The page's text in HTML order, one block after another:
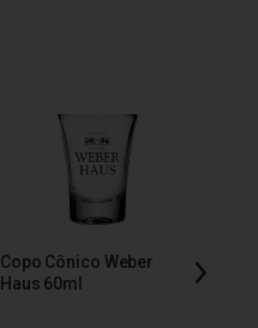
Copo Cônico Weber
Haus 60ml